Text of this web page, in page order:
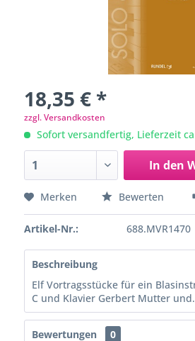
18,35 € *
zzgl. Versandkosten
Sofort versandfertig, Lieferzeit
In den
Merken Bewerten
Artikel-Nr.: 688.MVR1470
Beschreibung
Elf Vortragsstücke für ein
C und Klavier Gerbert Mutter
Bewertungen
0